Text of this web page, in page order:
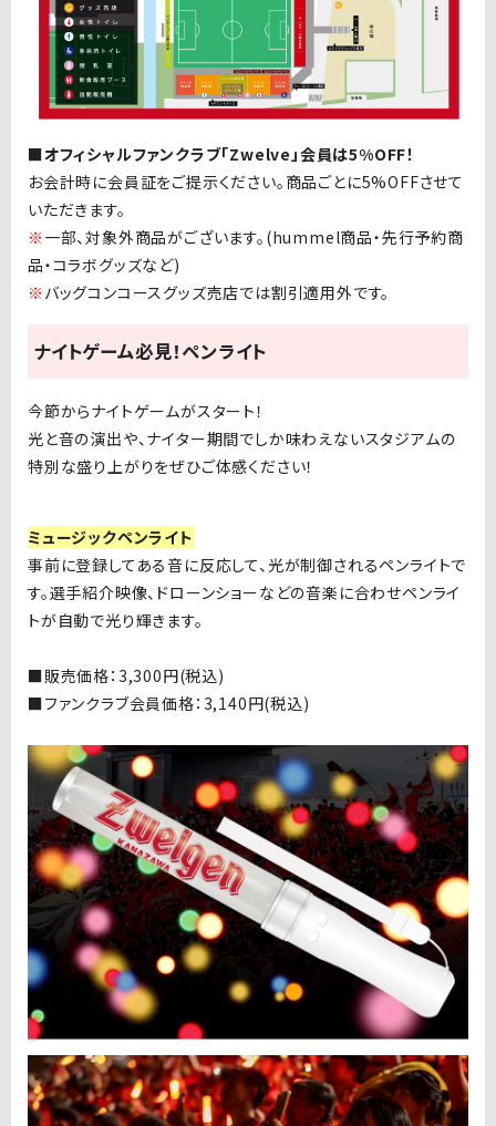
■オフィシャルファンクラブ「Zwelve 」会員は5%OFF！
お会計時に会員証をご提示ください。商品ごとに5%OFFさせて
いただきます。
※ 一部、対象外商品がございます。 (hummel商品・先行予約商
品・コラボグッズなど)
※ バッグコンコースグッズ売店では割引適用外です。
ナイトゲーム必見！ペンライト
今節からナイトゲームがスタート！
光と音の演出や、ナイター期間でしか味わえないスタジアムの
特別な盛り上がりをぜひご体感ください！
ミュージックペンライト
事前に登録してある音に反応して、光が制御されるペンライトで
す。選手紹介映像、ドローンショーなどの音楽に合わせペンライ
トが自動で光り輝きます。
■販売価格： 3,300円(税込)
■ファンクラブ会員価格： 3,140円(税込)